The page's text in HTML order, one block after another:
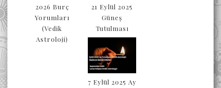
2026 Burç
Yorumları
(Vedik
Astroloji)
21 Eylül 2025
Güneş
Tutulması
7 Eylül 2025 Ay